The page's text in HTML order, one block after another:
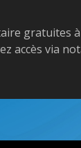
accès via